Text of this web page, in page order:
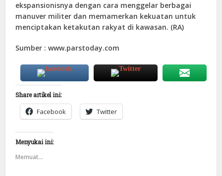
ekspansionisnya dengan cara menggelar berbagai
manuver militer dan memamerkan kekuatan untuk
menciptakan ketakutan rakyat di kawasan. (RA)
Sumber : www.parstoday.com
Share artikel ini:
Facebook Twitter
Menyukai ini:
Memuat...